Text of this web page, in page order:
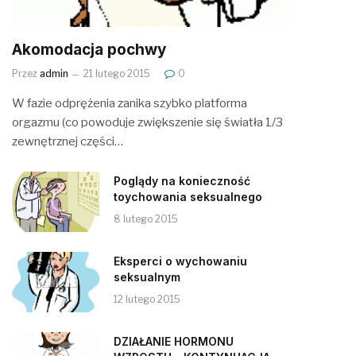
Akomodacja pochwy
Przez admin 21 lutego 2015 0
W fazie odprężenia zanika szybko platforma
orgazmu (co powoduje zwiększenie się światła 1/3
zewnętrznej części…
Poglądy na konieczność
toychowania seksualnego
8 lutego 2015
Eksperci o wychowaniu
seksualnym
12 lutego 2015
DZIAŁANIE HORMONU